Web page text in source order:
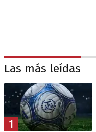
Las más leídas
1